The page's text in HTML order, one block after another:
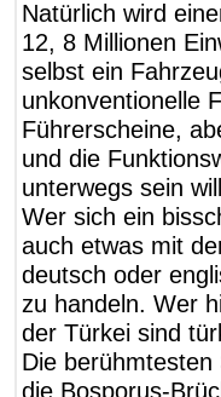
Natürlich wird
12, 8 Millionen
selbst ein
unkonventionelle
Führerscheine,
und die
unterwegs sein
Wer sich ein
auch etwas mit
deutsch oder
zu handeln. Wer
der Türkei sind
Die
die Bosporus-